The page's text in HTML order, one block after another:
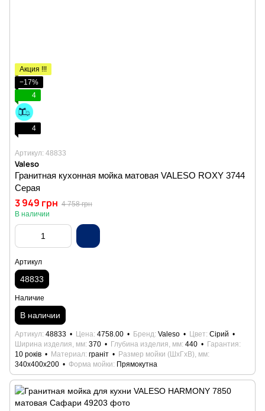
Акция !!!
−17%
4
4
Артикул: 48833
Valeso
Гранитная кухонная мойка матовая VALESO ROXY 3744
Серая
3 949 грн 4 758 грн
В наличии
Артикул
48833
Наличие
В наличии
Артикул 48833 Цена 4758.00 Бренд Valeso Цвет Сірий
Ширина изделия, мм 370 Глубина изделия, мм 440
Гарантия
10 років
Материал граніт
Размер мойки (ШхГхВ), мм
340х400х200
Форма мойки Прямокутна